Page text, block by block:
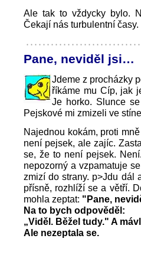
Ale tak to vždycky bylo.
Čekají nás turbulentní časy.
Pane, neviděl jsi…
Jdeme z procházky
říkáme mu Cíp, jak
Je horko. Slunce
Pejskové mi zmizeli ve
Najednou kokám, proti
není pejsek, ale zajíc.
se, že to není pejsek.
nepozorný a vzpamatuje
zmizí do strany. p>Jdu dál
přísně, rozhlíží se a větří.
mohla zeptat: "Pane,
Na to bych odpověděl:
„Viděl. Běžel tudy." A
Ale nezeptala se.